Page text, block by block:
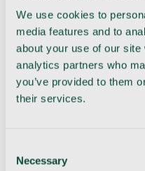
We use cookies to
media features and to
about your use of our
analytics partners who
you’ve provided to them
their services.
Selection
Necessary